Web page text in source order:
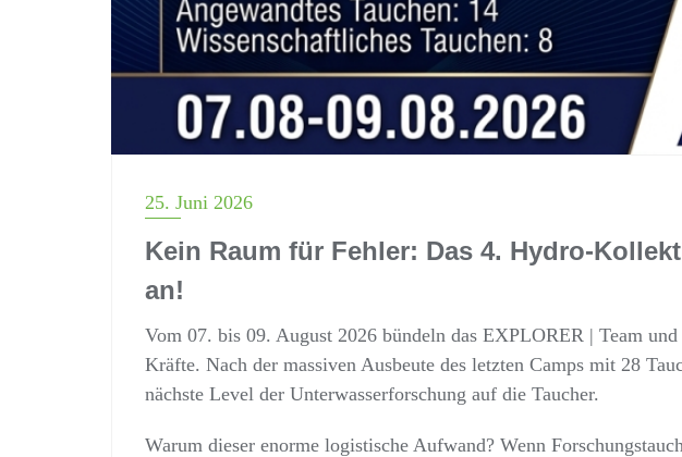
25. Juni 2026
Kein Raum für Fehler: Das 4. Hydro-
an!
Vom 07. bis 09. August 2026 bündeln das EXPLORER | Team
Kräfte. Nach der massiven Ausbeute des letzten Camps mit 28
nächste Level der Unterwasserforschung auf die Taucher.
Warum dieser enorme logistische Aufwand? Wenn